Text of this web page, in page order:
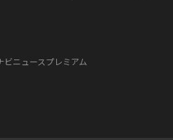
ビニュースプレミアム